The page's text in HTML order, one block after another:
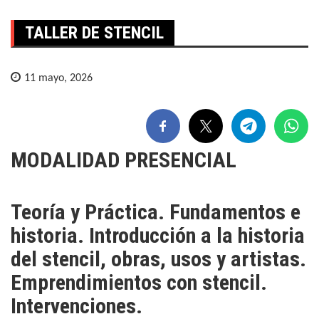
TALLER DE STENCIL
11 mayo, 2026
MODALIDAD PRESENCIAL
Teoría y Práctica. Fundamentos e
historia. Introducción a la historia
del stencil, obras, usos y artistas.
Emprendimientos con stencil.
Intervenciones.